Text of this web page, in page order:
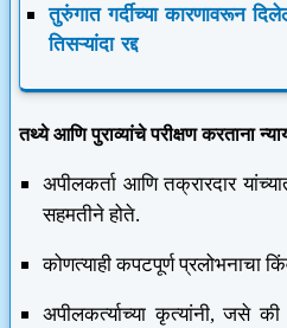
तुरुंगात गर्दीच्या कारणावरून
तिसऱ्यांदा रद्द
तथ्ये आणि पुराव्यांचे परीक्षण करताना
अपीलकर्ता आणि तक्रारदार
सहमतीने होते.
कोणत्याही कपटपूर्ण प्रलोभनाचा
अपीलकर्त्याच्या कृत्यांनी, जसे